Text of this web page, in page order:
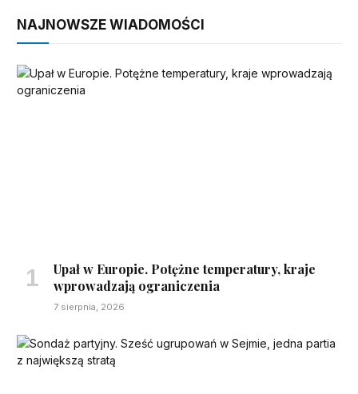
NAJNOWSZE WIADOMOŚCI
Upał w Europie. Potężne temperatury, kraje
wprowadzają ograniczenia
7 sierpnia, 2026